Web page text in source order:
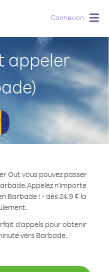
Connexion
appeler
Out vous pouvez passer
Appelez n'importe
Barbade ! - dès 24.9 ¢ la
d’appels pour obtenir
vers Barbade.